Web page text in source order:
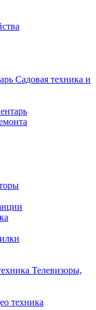
Садовая техника и
Телевизоры,
техника